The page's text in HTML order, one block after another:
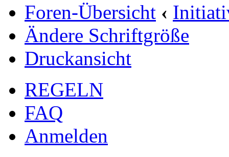
Foren-Übersicht ‹
Ändere Schriftgröße
Druckansicht
REGELN
FAQ
Anmelden